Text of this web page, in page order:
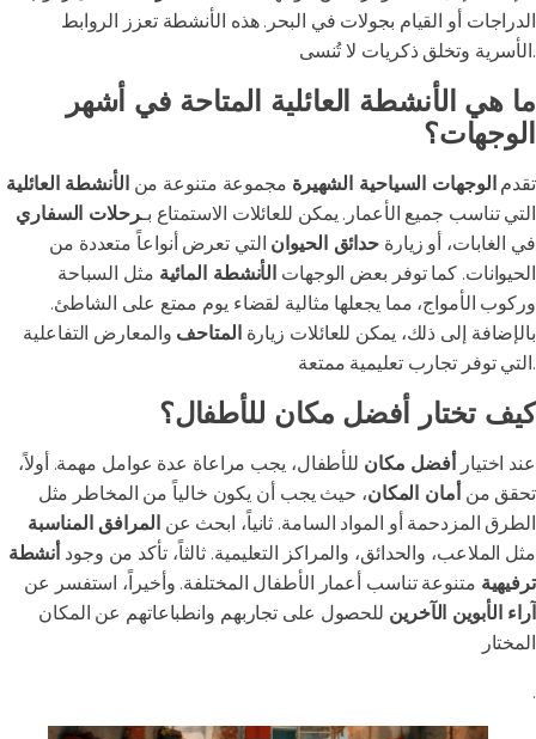
الدراجات أو القيام بجولات في البحر. هذه الأنشطة تعزز الروابط
الأسرية وتخلق ذكريات لا تُنسى.
ما هي الأنشطة العائلية المتاحة في أشهر
الوجهات؟
تقدم الوجهات السياحية الشهيرة مجموعة متنوعة من الأنشطة العائلية
التي تناسب جميع الأعمار. يمكن للعائلات الاستمتاع بـرحلات السفاري
في الغابات، أو زيارة حدائق الحيوان التي تعرض أنواعاً متعددة من
الحيوانات. كما توفر بعض الوجهات الأنشطة المائية مثل السباحة
وركوب الأمواج، مما يجعلها مثالية لقضاء يوم ممتع على الشاطئ.
بالإضافة إلى ذلك، يمكن للعائلات زيارة المتاحف والمعارض التفاعلية
التي توفر تجارب تعليمية ممتعة.
كيف تختار أفضل مكان للأطفال؟
عند اختيار أفضل مكان للأطفال، يجب مراعاة عدة عوامل مهمة. أولاً،
تحقق من أمان المكان، حيث يجب أن يكون خالياً من المخاطر مثل
الطرق المزدحمة أو المواد السامة. ثانياً، ابحث عن المرافق المناسبة
مثل الملاعب، والحدائق، والمراكز التعليمية. ثالثاً، تأكد من وجود أنشطة
ترفيهية متنوعة تناسب أعمار الأطفال المختلفة. وأخيراً، استفسر عن
آراء الأبوين الآخرين للحصول على تجاربهم وانطباعاتهم عن المكان
المختار
.